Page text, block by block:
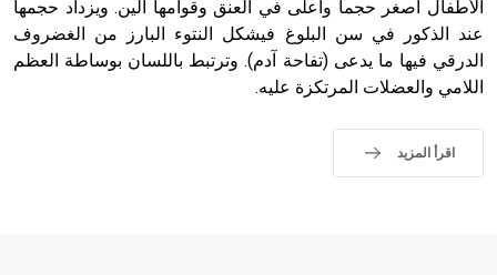
الأطفال أصغر حجماً وأعلى في العنق وقوامها ألين. ويزداد حجمها
عند الذكور في سن البلوغ فيشكل النتوء البارز من الغضروف
الدرقي فيها ما يدعى (تفاحة آدم). وترتبط باللسان بوساطة العظم
اللامي والعضلات المرتكزة عليه.
اقرأ المزيد